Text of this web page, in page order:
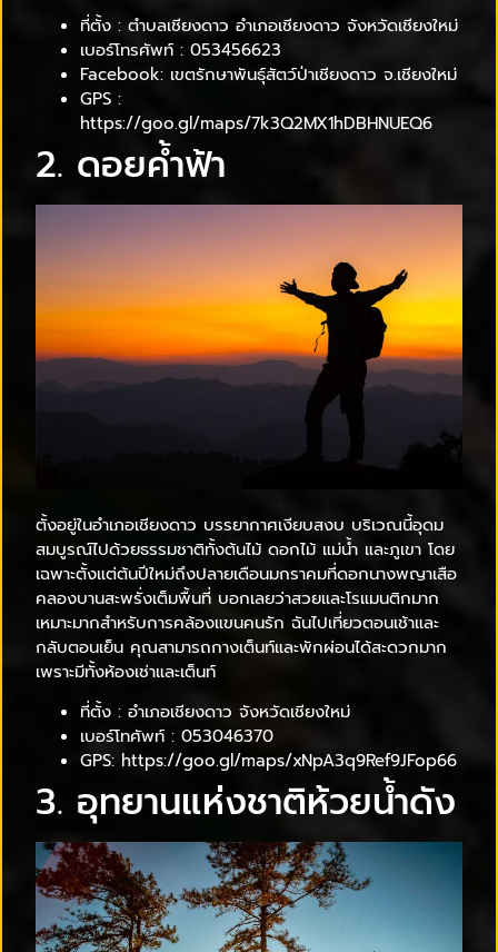
ที่ตั้ง : ตำบลเชียงดาว อำเภอเชียงดาว จังหวัดเชียงใหม่
เบอร์โทรศัพท์ : 053456623
Facebook: เขตรักษาพันธุ์สัตว์ป่าเชียงดาว จ.เชียงใหม่
GPS :
https://goo.gl/maps/7k3Q2MX1hDBHNUEQ6
2. ดอยค้ำฟ้า
ตั้งอยู่ในอำเภอเชียงดาว บรรยากาศเงียบสงบ บริเวณนี้อุดม
สมบูรณ์ไปด้วยธรรมชาติทั้งต้นไม้ ดอกไม้ แม่น้ำ และภูเขา โดย
เฉพาะตั้งแต่ต้นปีใหม่ถึงปลายเดือนมกราคมที่ดอกนางพญาเสือ
คลองบานสะพรั่งเต็มพื้นที่ บอกเลยว่าสวยและโรแมนติกมาก
เหมาะมากสำหรับการคล้องแขนคนรัก ฉันไปเที่ยวตอนเช้าและ
กลับตอนเย็น คุณสามารถกางเต็นท์และพักผ่อนได้สะดวกมาก
เพราะมีทั้งห้องเช่าและเต็นท์
ที่ตั้ง : อำเภอเชียงดาว จังหวัดเชียงใหม่
เบอร์โทศัพท์ : 053046370
GPS: https://goo.gl/maps/xNpA3q9Ref9JFop66
3. อุทยานแห่งชาติห้วยน้ำดัง